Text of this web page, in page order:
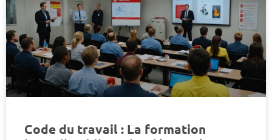
Code du travail : La formation